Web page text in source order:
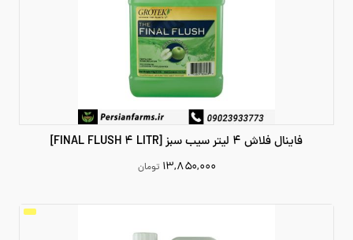
فاینال فلاش 4 لیتر سیب سبز [FINAL FLUSH 4 LITR]
۱۳,۸۵۰,۰۰۰ تومان